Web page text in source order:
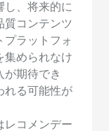
し、将来的に
質コンテンツ
プラットフォ
集められなけ
が期待でき
れる可能性が
レコメンデー